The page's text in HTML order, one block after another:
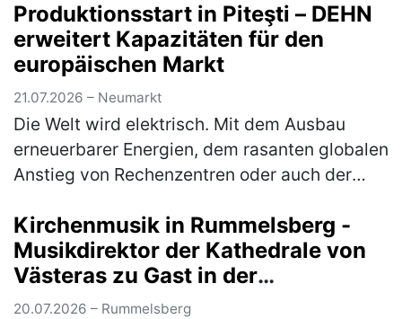
(mehr)
Produktionsstart in Piteşti – DEHN
erweitert Kapazitäten für den
europäischen Markt
21.07.2026 – Neumarkt
Die Welt wird elektrisch. Mit dem Ausbau
erneuerbarer Energien, dem rasanten globalen
Anstieg von Rechenzentren oder auch der
die Elektrobranche zentraler…(mehr)
Kirchenmusik in Rummelsberg -
Musikdirektor der Kathedrale von
Västeras zu Gast in der
Philippuskirche
20.07.2026 – Rummelsberg